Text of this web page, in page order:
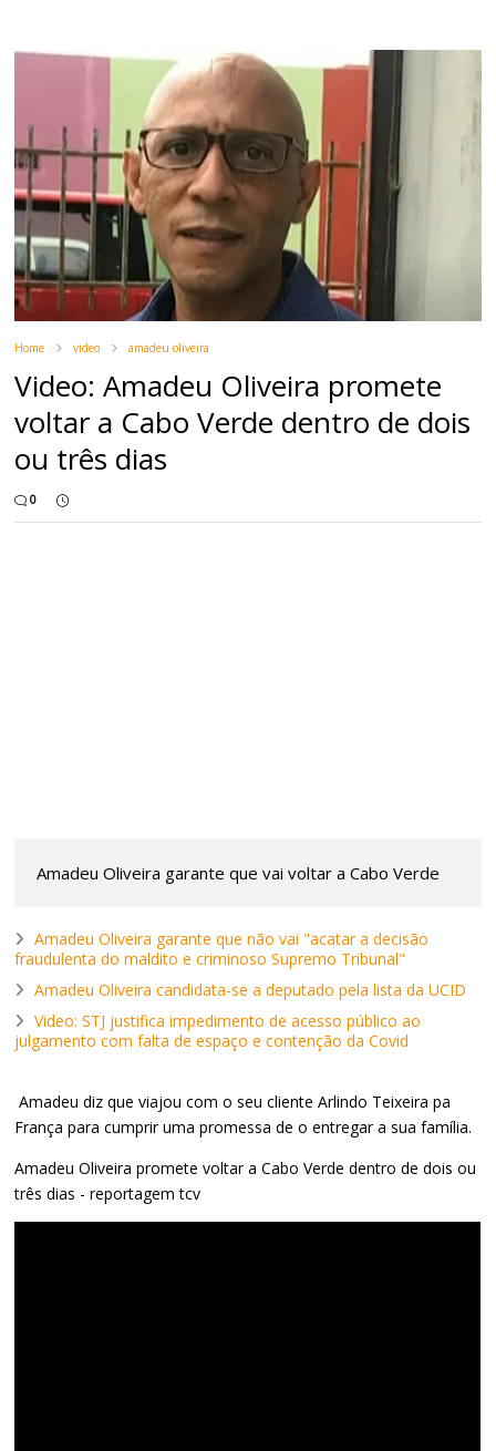
Home video amadeu oliveira
Video: Amadeu Oliveira promete
voltar a Cabo Verde dentro de dois
ou três dias
0
Amadeu Oliveira garante que vai voltar a Cabo Verde
Amadeu Oliveira garante que não vai "acatar a decisão
fraudulenta do maldito e criminoso Supremo Tribunal"
Amadeu Oliveira candidata-se a deputado pela lista da UCID
Video: STJ justifica impedimento de acesso público ao
julgamento com falta de espaço e contenção da Covid
Amadeu diz que viajou com o seu cliente Arlindo Teixeira pa
França para cumprir uma promessa de o entregar a sua família.
Amadeu Oliveira promete voltar a Cabo Verde dentro de dois ou
três dias - reportagem tcv